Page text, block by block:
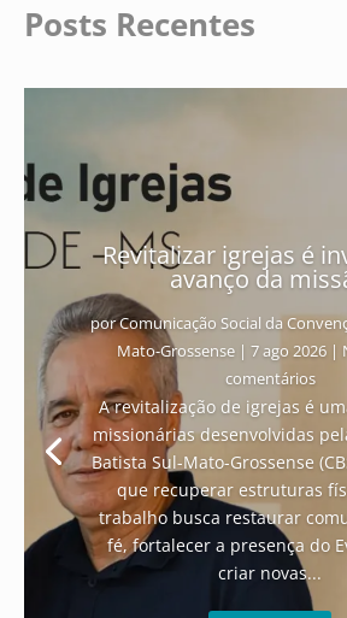
Posts Recentes
Revitalizar igrejas é
avanço da
porComunicação Social da
Mato-Grossense| 7 ago 2026|
comentários
A revitalização de igrejas é
missionárias desenvolvidas
Batista Sul-Mato-Grossense
que recuperar estruturas
trabalho busca restaurar
fé, fortalecer a presença do
criar novas...